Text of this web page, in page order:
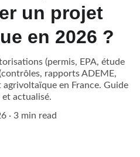
un projet
en 2026 ?
(permis, EPA, étude
rapports ADEME,
en France. Guide
actualisé.
3 min read